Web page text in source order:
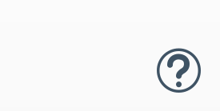
t